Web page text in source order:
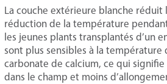
La couche extérieure blanche réduit
réduction de la température
les jeunes plants transplantés d’un
sont plus sensibles à la température
carbonate de calcium, ce qui
dans le champ et moins